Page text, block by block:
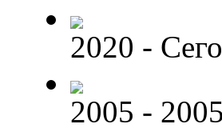
2020 -
2005 -